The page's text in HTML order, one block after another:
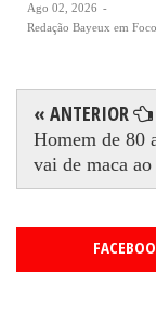
Ago 02, 2026 -
Redação Bayeux em Foco
« ANTERIOR
Homem de 80
vai de maca